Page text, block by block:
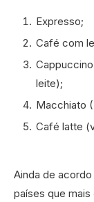
Expresso;
Café com
leite);
Macchiato
Café latte
Ainda de
países que